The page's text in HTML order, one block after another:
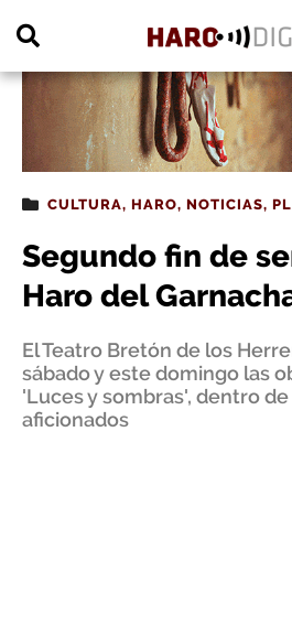
CULTURA, HARO, NOTICIAS,
Segundo fin de
Haro del
El Teatro Bretón de los
sábado y este domingo las
'Luces y sombras', dentro
aficionados